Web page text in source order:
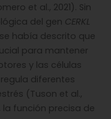
et al., 2021). Sin
del gen CERKL
había descrito que
para mantener
y las células
diferentes
(Tuson et al.,
la función precisa de